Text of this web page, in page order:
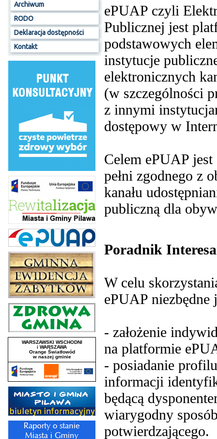
Archiwum
RODO
Deklaracja dostępności
Kontakt
ePUAP czyli
Publicznej jest
podstawowych
instytucje
elektronicznych
(w szczególności
z innymi
dostępowy w
Celem ePUAP
pełni zgodnego z
kanału
publiczną dla
Poradnik
W celu
ePUAP niezbędne
- założenie
na platformie
- posiadanie
informacji
będącą
wiarygodny
potwierdzającego.